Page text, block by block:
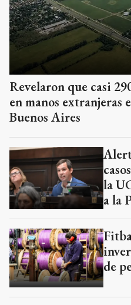
Revelaron que casi
en manos extranjeras
Buenos Aires
la
a la
de